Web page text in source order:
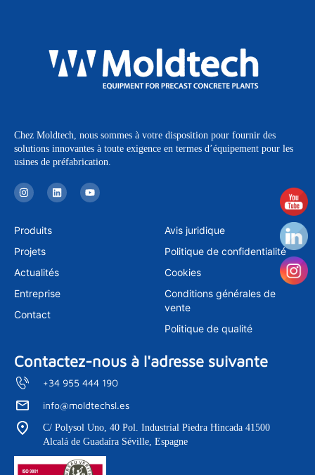
Chez Moldtech, nous sommes à votre disposition pour fournir des
solutions innovantes à toute exigence en termes d’équipement pour les
usines de préfabrication.
I
n
s
a
g
a
L
i
n
Y
o
u
Produits
Projets
Actualités
Entreprise
Contact
Avis juridique
Politique de confidentialité
Cookies
Conditions générales de
vente
Politique de qualité
Contactez-nous à l'adresse suivante
+34 955 444 190
info@moldtechsl.es
C/ Polysol Uno, 40 Pol. Industrial Piedra Hincada 41500
Alcalá de Guadaíra Séville, Espagne